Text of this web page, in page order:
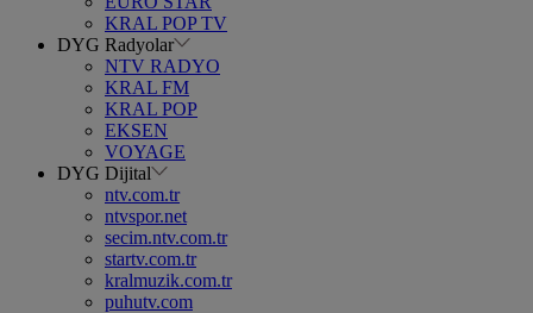
KRAL POP TV
DYG Radyolar
NTV RADYO
KRAL FM
KRAL POP
EKSEN
VOYAGE
DYG Dijital
ntv.com.tr
ntvspor.net
secim.ntv.com.tr
startv.com.tr
kralmuzik.com.tr
puhutv.com